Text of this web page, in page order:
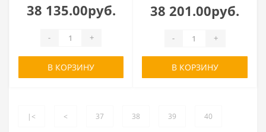
38 135.00руб.
- +
В КОРЗИНУ
38 201.00руб.
- +
В КОРЗИНУ
|< < 37 38 39 40